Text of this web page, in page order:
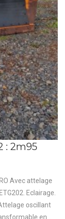
: 2m95
Avec attelage
Eclairage.
oscillant
en...